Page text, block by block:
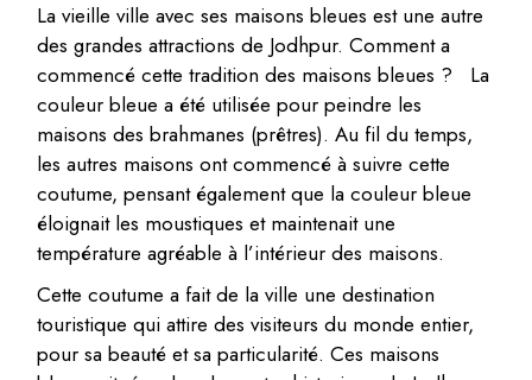
La vieille ville avec ses maisons bleues est une autre
des grandes attractions de Jodhpur. Comment a
commencé cette tradition des maisons bleues ? La
couleur bleue a été utilisée pour peindre les
maisons des brahmanes (prêtres). Au fil du temps,
les autres maisons ont commencé à suivre cette
coutume, pensant également que la couleur bleue
éloignait les moustiques et maintenait une
température agréable à l’intérieur des maisons.
Cette coutume a fait de la ville une destination
touristique qui attire des visiteurs du monde entier,
pour sa beauté et sa particularité. Ces maisons